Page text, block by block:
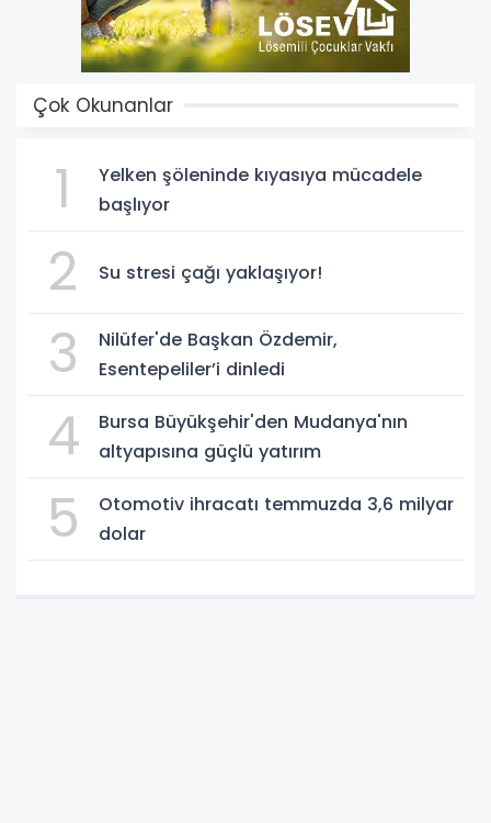
Çok Okunanlar
1
Yelken şöleninde kıyasıya mücadele
başlıyor
2 Su stresi çağı yaklaşıyor!
3
Nilüfer'de Başkan Özdemir,
Esentepeliler’i dinledi
4
Bursa Büyükşehir'den Mudanya'nın
altyapısına güçlü yatırım
5
Otomotiv ihracatı temmuzda 3,6 milyar
dolar